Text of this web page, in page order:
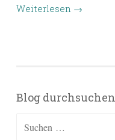
Weiterlesen →
Blog durchsuchen
Suchen